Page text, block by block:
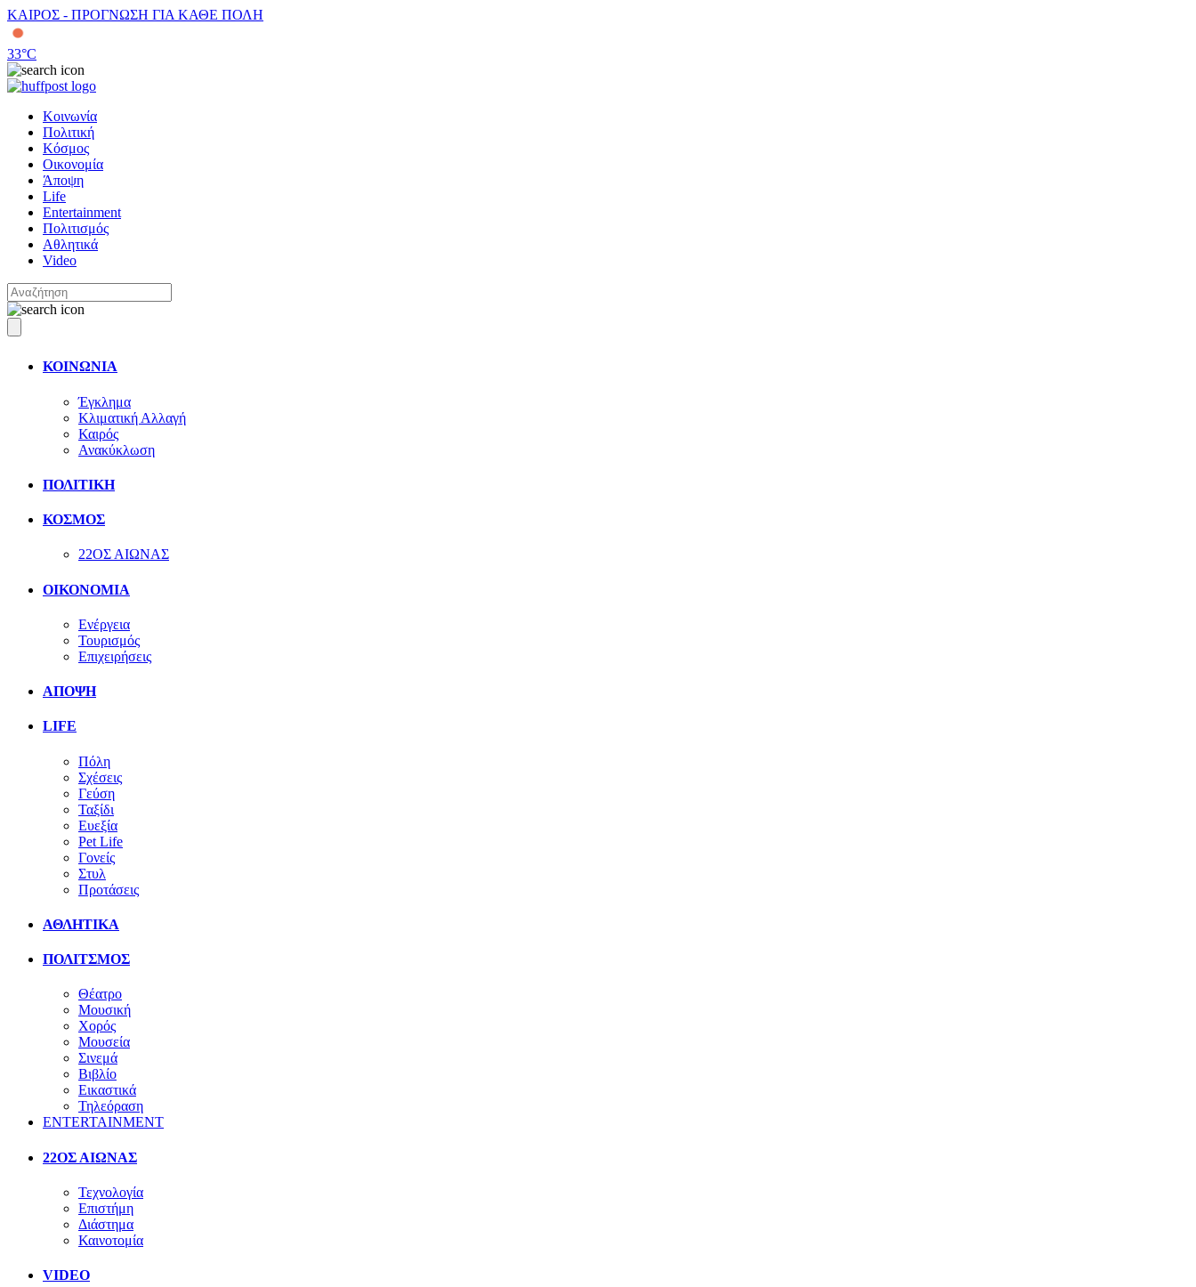
ΚΑΙΡΟΣ - ΠΡΟΓΝΩΣΗ ΓΙΑ ΚΑΘΕ ΠΟΛΗ
33°C
Κοινωνία
Πολιτική
Κόσμος
Οικονομία
Άποψη
Life
Entertainment
Πολιτισμός
Αθλητικά
Video
ΚΟΙΝΩΝΙΑ
Έγκλημα
Κλιματική Αλλαγή
Καιρός
Ανακύκλωση
ΠΟΛΙΤΙΚΗ
ΚΟΣΜΟΣ
22ΟΣ ΑΙΩΝΑΣ
ΟΙΚΟΝΟΜΙΑ
Ενέργεια
Τουρισμός
Επιχειρήσεις
ΑΠΟΨΗ
LIFE
Πόλη
Σχέσεις
Γεύση
Ταξίδι
Ευεξία
Pet Life
Γονείς
Στυλ
Προτάσεις
ΑΘΛΗΤΙΚΑ
ΠΟΛΙΤΣΜΟΣ
Θέατρο
Μουσική
Χορός
Μουσεία
Σινεμά
Βιβλίο
Εικαστικά
Τηλεόραση
ENTERTAINMENT
22ΟΣ ΑΙΩΝΑΣ
Τεχνολογία
Επιστήμη
Διάστημα
Καινοτομία
VIDEO